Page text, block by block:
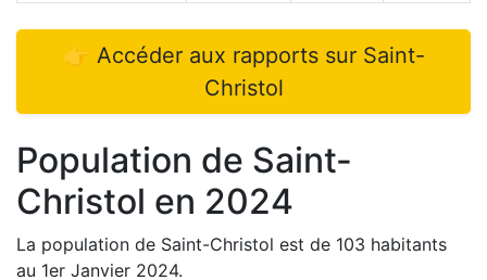
👉 Accéder aux rapports sur Saint-
Christol
Population de Saint-
Christol en 2024
La population de Saint-Christol est de 103 habitants
au 1er Janvier 2024.